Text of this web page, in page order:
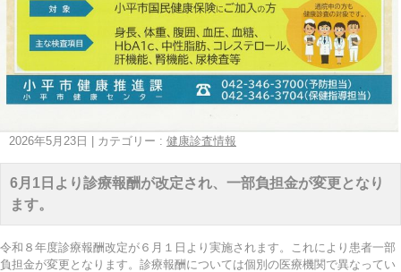
2026年5月23日 カテゴリー : 健康診査情報
6月1日より診療報酬が改定され、一部負担金が変更となり
ます。
令和８年度診療報酬改定が６月１日より実施されます。これにより患者一部
負担金が変更となります。診療報酬については個別の医療機関で異なってい